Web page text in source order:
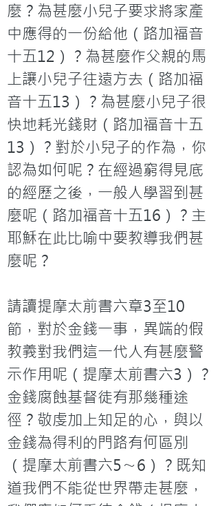
麼？為甚麼小兒子要求將家產
中應得的一份給他（路加福音
十五12）？為甚麼作父親的馬
上讓小兒子往遠方去（路加福
音十五13）？為甚麼小兒子很
快地耗光錢財（路加福音十五
13）？對於小兒子的作為，你
認為如何呢？在經過窮得見底
的經歷之後，一般人學習到甚
麼呢（路加福音十五16）？主
耶穌在此比喻中要教導我們甚
麼呢？
請讀提摩太前書六章3至10
節，對於金錢一事，異端的假
教義對我們這一代人有甚麼警
示作用呢（提摩太前書六3）？
金錢腐蝕基督徒有那幾種途
徑？敬虔加上知足的心，與以
金錢為得利的門路有何區別
（提摩太前書六5〜6）？既知
道我們不能從世界帶走甚麼，